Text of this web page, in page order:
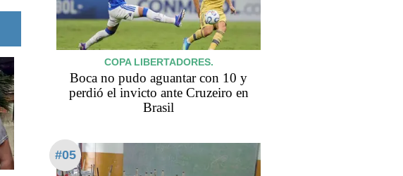
COPA LIBERTADORES.
Boca no pudo aguantar con 10 y
perdió el invicto ante Cruzeiro en
Brasil
#05